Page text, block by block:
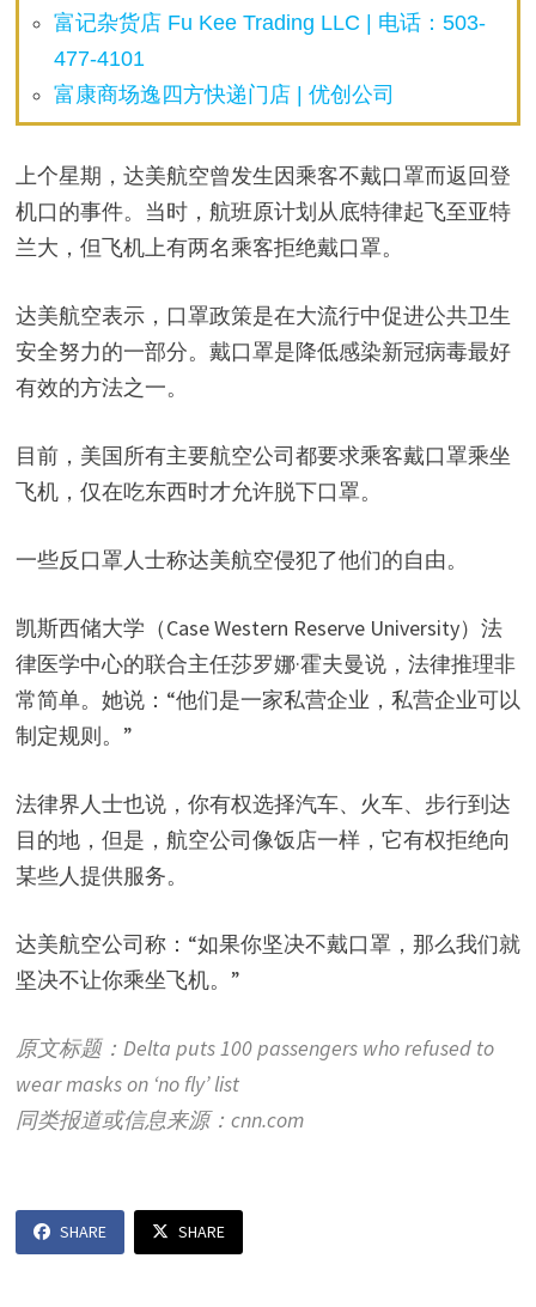
富记杂货店 Fu Kee Trading LLC | 电话：503-
477-4101
富康商场逸四方快递门店 | 优创公司
上个星期，达美航空曾发生因乘客不戴口罩而返回登
机口的事件。当时，航班原计划从底特律起飞至亚特
兰大，但飞机上有两名乘客拒绝戴口罩。
达美航空表示，口罩政策是在大流行中促进公共卫生
安全努力的一部分。戴口罩是降低感染新冠病毒最好
有效的方法之一。
目前，美国所有主要航空公司都要求乘客戴口罩乘坐
飞机，仅在吃东西时才允许脱下口罩。
一些反口罩人士称达美航空侵犯了他们的自由。
凯斯西储大学（Case Western Reserve University）法
律医学中心的联合主任莎罗娜·霍夫曼说，法律推理非
常简单。她说：“他们是一家私营企业，私营企业可以
制定规则。”
法律界人士也说，你有权选择汽车、火车、步行到达
目的地，但是，航空公司像饭店一样，它有权拒绝向
某些人提供服务。
达美航空公司称：“如果你坚决不戴口罩，那么我们就
坚决不让你乘坐飞机。”
原文标题：Delta puts 100 passengers who refused to
wear masks on ‘no fly’ list
同类报道或信息来源：cnn.com
SHARE SHARE